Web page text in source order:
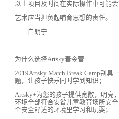
以上项目及时间在实际操作中可能会
艺术应当担负起哺育思想的责任。
——白朗宁
—————————————
为什么选择Artsky春令营
2019Artsky March Break Camp别具
题，让孩子快乐同时学到知识；
Artsky+为您的孩子提供宽敞，明亮
环境全部符合安省儿童教育场所安
个安全舒适的环境里学习和玩耍；